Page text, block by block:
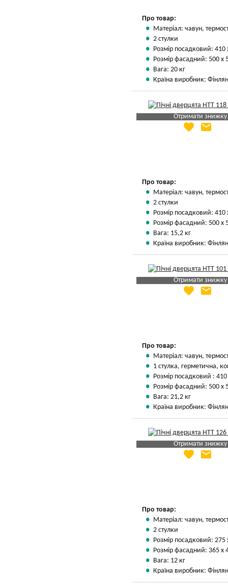
Про товар:
Матеріал: чавун,
2 стулки
Розмір посадковий:
Розмір фасадний: 500 х
Вага: 20 кг
Країна виробник:
Отримати знижку
Яка Ваша ціна
favorite email
Про товар:
Матеріал: чавун,
2 стулки
Розмір посадковий:
Розмір фасадний: 500 х
Вага: 15,2 кг
Країна виробник:
Отримати знижку
Яка Ваша ціна
favorite email
Про товар:
Матеріал: чавун,
1 стулка, герметична,
Розмір посадковий :
Розмір фасадний: 500 х
Вага: 21,2 кг
Країна виробник:
Отримати знижку
Яка Ваша ціна
favorite email
Про товар:
Матеріал: чавун,
2 стулки
Розмір посадковий:
Розмір фасадний: 365 х
Вага: 12 кг
Країна виробник: